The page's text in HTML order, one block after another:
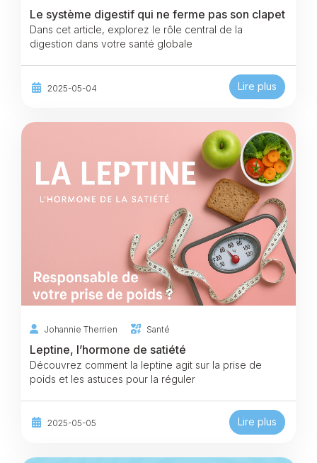
Le système digestif qui ne ferme pas son clapet
Dans cet article, explorez le rôle central de la
digestion dans votre santé globale
2025-05-04 Lire plus
Johannie Therrien Santé
Leptine, l’hormone de satiété
Découvrez comment la leptine agit sur la prise de
poids et les astuces pour la réguler
2025-05-05 Lire plus